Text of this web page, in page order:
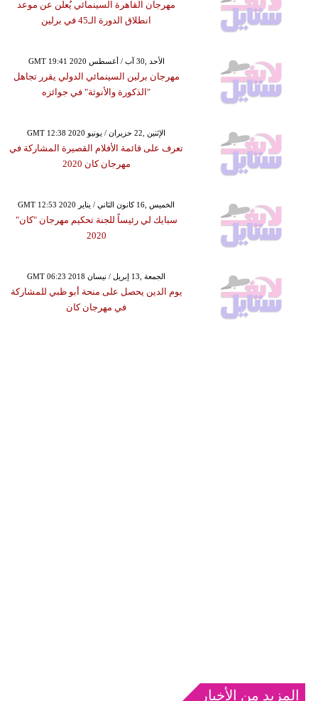
مهرجان القاهرة السينمائي يُعلن عن موعد
انطلاق الدورة الـ45 في برلين
GMT 19:41 2020 الأحد ,30 آب / أغسطس
مهرجان برلين السينمائي الدولي يقرر تجاهل
"الذكورة والأنوثة" في جوائزه
GMT 12:38 2020 الإثنين ,22 حزيران / يونيو
تعرف على قائمة الأفلام القصيرة المشاركة في
مهرجان كان 2020
GMT 12:53 2020 الخميس ,16 كانون الثاني / يناير
سبايك لي رئيساً للجنة تحكيم مهرجان "كان"
2020
GMT 06:23 2018 الجمعة ,13 إبريل / نيسان
يوم الدين يحصل على منحة أبو ظبي للمشاركة
في مهرجان كان
المزيد من الأخبار